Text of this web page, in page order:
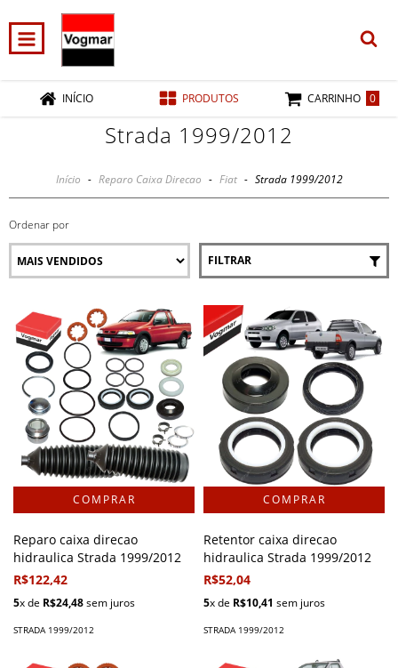
INÍCIO PRODUTOS CARRINHO 0
Strada 1999/2012
Início - Reparo Caixa Direcao - Fiat - Strada 1999/2012
Ordenar por
FILTRAR
Reparo caixa direcao
hidraulica Strada 1999/2012
R$122,42
5x de R$24,48sem juros
STRADA 1999/2012
Retentor caixa direcao
hidraulica Strada 1999/2012
R$52,04
5x de R$10,41 sem juros
STRADA 1999/2012